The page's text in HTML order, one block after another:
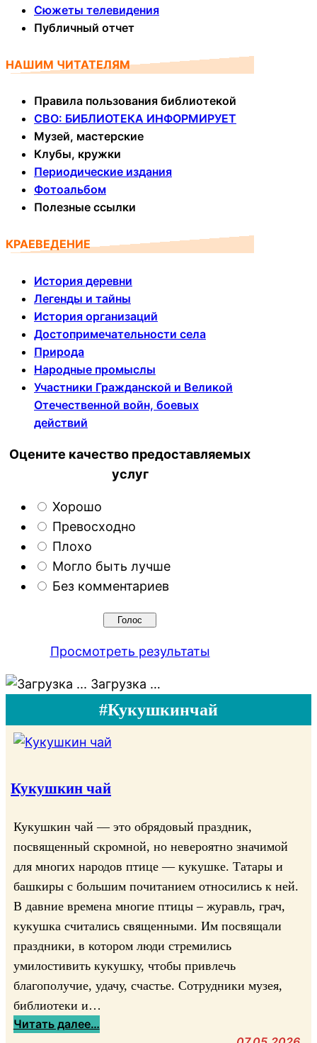
Сюжеты телевидения
Публичный отчет
НАШИМ ЧИТАТЕЛЯМ
Правила пользования библиотекой
СВО: БИБЛИОТЕКА ИНФОРМИРУЕТ
Музей, мастерские
Клубы, кружки
Периодические издания
Фотоальбом
Полезные ссылки
КРАЕВЕДЕНИЕ
История деревни
Легенды и тайны
История организаций
Достопримечательности села
Природа
Народные промыслы
Участники Гражданской и Великой
Отечественной войн, боевых
действий
Оцените качество предоставляемых
услуг
Хорошо
Превосходно
Плохо
Могло быть лучше
Без комментариев
Просмотреть результаты
Загрузка …
#Кукушкинчай
Кукушкин чай
Кукушкин чай — это обрядовый праздник,
посвященный скромной, но невероятно значимой
для многих народов птице — кукушке. Татары и
башкиры с большим почитанием относились к ней.
В давние времена многие птицы – журавль, грач,
кукушка считались священными. Им посвящали
праздники, в котором люди стремились
умилостивить кукушку, чтобы привлечь
благополучие, удачу, счастье. Сотрудники музея,
библиотеки и…
Читать далее…: